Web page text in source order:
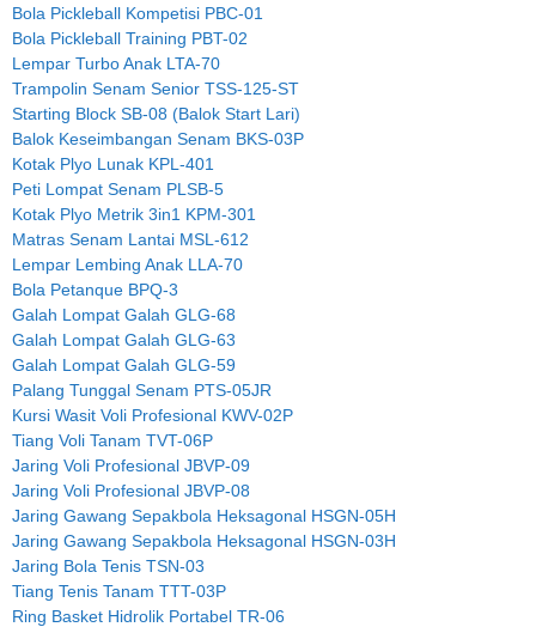
Bola Pickleball Kompetisi PBC-01
Bola Pickleball Training PBT-02
Lempar Turbo Anak LTA-70
Trampolin Senam Senior TSS-125-ST
Starting Block SB-08 (Balok Start Lari)
Balok Keseimbangan Senam BKS-03P
Kotak Plyo Lunak KPL-401
Peti Lompat Senam PLSB-5
Kotak Plyo Metrik 3in1 KPM-301
Matras Senam Lantai MSL-612
Lempar Lembing Anak LLA-70
Bola Petanque BPQ-3
Galah Lompat Galah GLG-68
Galah Lompat Galah GLG-63
Galah Lompat Galah GLG-59
Palang Tunggal Senam PTS-05JR
Kursi Wasit Voli Profesional KWV-02P
Tiang Voli Tanam TVT-06P
Jaring Voli Profesional JBVP-09
Jaring Voli Profesional JBVP-08
Jaring Gawang Sepakbola Heksagonal HSGN-05H
Jaring Gawang Sepakbola Heksagonal HSGN-03H
Jaring Bola Tenis TSN-03
Tiang Tenis Tanam TTT-03P
Ring Basket Hidrolik Portabel TR-06